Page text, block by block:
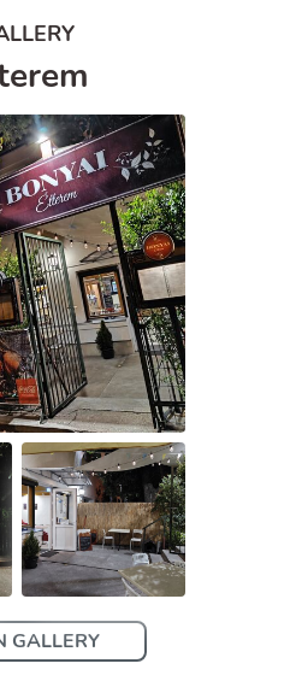
GALLERY